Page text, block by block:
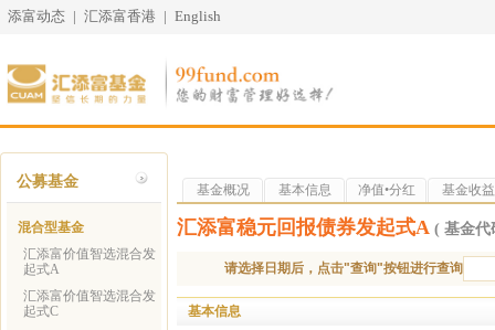
添富动态 | 汇添富香港 | English
公募基金
混合型基金
汇添富价值智选混合发
起式A
汇添富价值智选混合发
起式C
基金概况 基本信息 净值•分红 基金收益
汇添富稳元回报债券发起式A ( 基金代
请选择日期后，点击"查询"按钮进行查询
基本信息